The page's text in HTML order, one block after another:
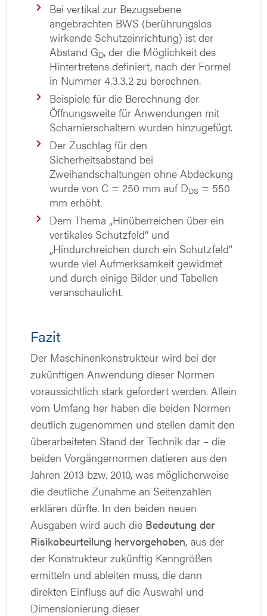
Bei vertikal zur Bezugsebene
angebrachten BWS (berührungslos
wirkende Schutzeinrichtung) ist der
Abstand GD, der die Möglichkeit des
Hintertretens definiert, nach der Formel
in Nummer 4.3.3.2 zu berechnen.
Beispiele für die Berechnung der
Öffnungsweite für Anwendungen mit
Scharnierschaltern wurden hinzugefügt.
Der Zuschlag für den
Sicherheitsabstand bei
Zweihandschaltungen ohne Abdeckung
wurde von C = 250 mm auf DDS = 550
mm erhöht.
Dem Thema „Hinüberreichen über ein
vertikales Schutzfeld“ und
„Hindurchreichen durch ein Schutzfeld“
wurde viel Aufmerksamkeit gewidmet
und durch einige Bilder und Tabellen
veranschaulicht.
Fazit
Der Maschinenkonstrukteur wird bei der
zukünftigen Anwendung dieser Normen
voraussichtlich stark gefordert werden. Allein
vom Umfang her haben die beiden Normen
deutlich zugenommen und stellen damit den
überarbeiteten Stand der Technik dar – die
beiden Vorgängernormen datieren aus den
Jahren 2013 bzw. 2010, was möglicherweise
die deutliche Zunahme an Seitenzahlen
erklären dürfte. In den beiden neuen
Ausgaben wird auch die Bedeutung der
Risikobeurteilung hervorgehoben, aus der
der Konstrukteur zukünftig Kenngrößen
ermitteln und ableiten muss, die dann
direkten Einfluss auf die Auswahl und
Dimensionierung dieser